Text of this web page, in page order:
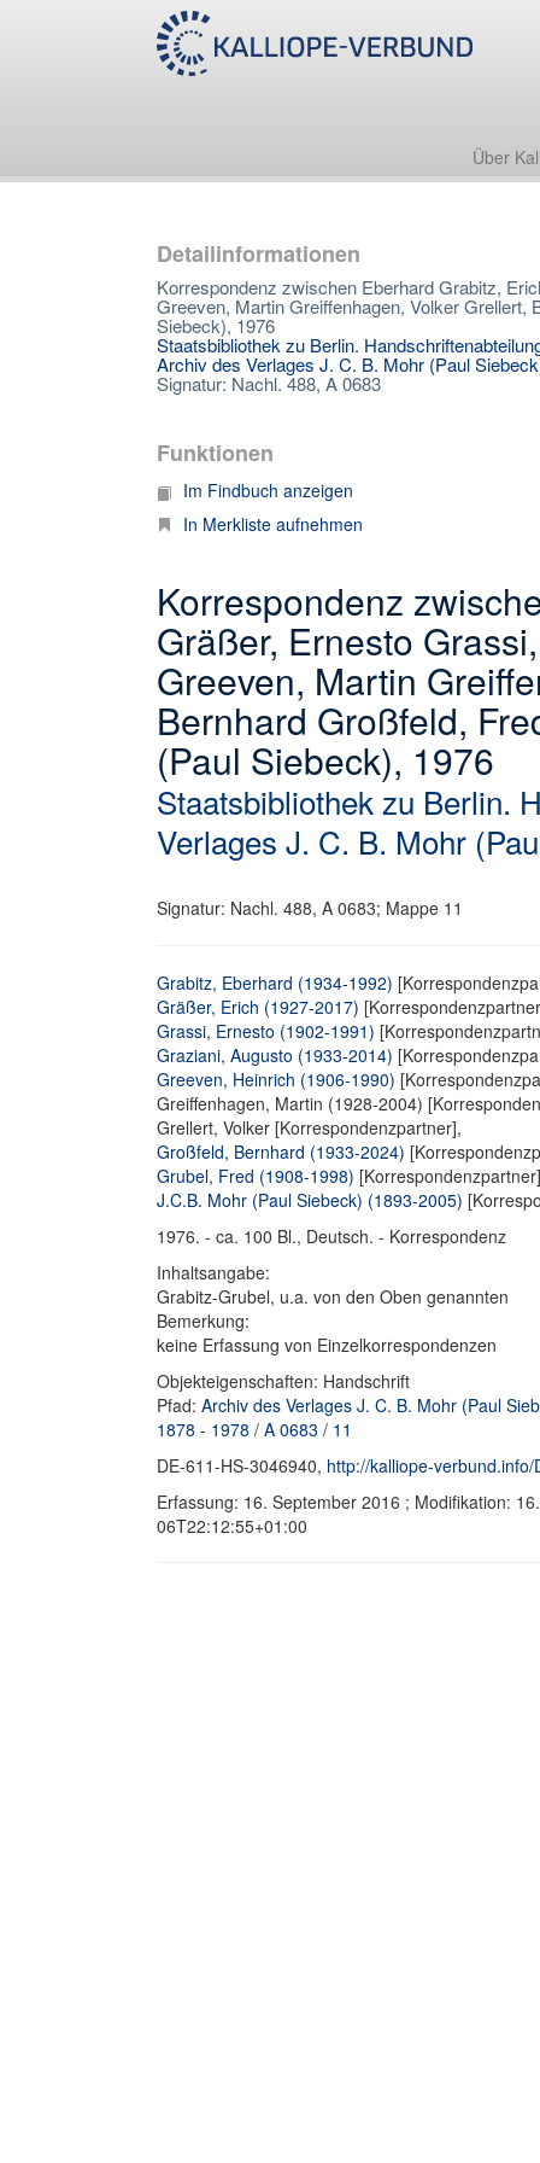
Über
Detailinformationen
Korrespondenz zwischen Eberhard Grabitz,
Greeven, Martin Greiffenhagen, Volker
Siebeck), 1976
Staatsbibliothek zu Berlin.
Archiv des Verlages J. C. B. Mohr (Paul
Signatur: Nachl. 488, A 0683
Funktionen
Im Findbuch anzeigen
In Merkliste aufnehmen
Korrespondenz
Gräßer, Ernesto
Greeven, Martin
Bernhard Großfeld,
(Paul Siebeck), 1976
Staatsbibliothek zu Berlin.
Verlages J. C. B. Mohr
Signatur: Nachl. 488, A 0683; Mappe 11
Grabitz, Eberhard (1934-1992)
Gräßer, Erich (1927-2017)
Grassi, Ernesto (1902-1991)
Graziani, Augusto (1933-2014)
Greeven, Heinrich (1906-1990)
Greiffenhagen, Martin (1928-2004)
Grellert, Volker [Korrespondenzpartner],
Großfeld, Bernhard (1933-2024)
Grubel, Fred (1908-1998)
J.C.B. Mohr (Paul Siebeck) (1893-2005)
1976. - ca. 100 Bl., Deutsch. - Korrespondenz
Inhaltsangabe:
Grabitz-Grubel, u.a. von den Oben genannten
Bemerkung:
keine Erfassung von Einzelkorrespondenzen
Objekteigenschaften: Handschrift
Pfad: Archiv des Verlages J. C. B. Mohr (Paul
1878 - 1978 / A 0683 / 11
DE-611-HS-3046940, http://kalliope-
Erfassung: 16. September 2016 ; Modifikation:
06T22:12:55+01:00